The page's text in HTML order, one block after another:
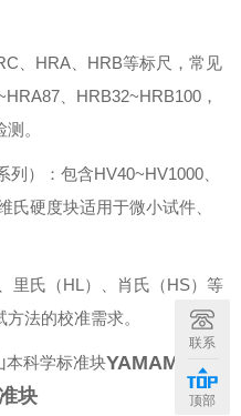
、HRA、HRB等标尺，常见
、HRB32~HRB100，
。
）‌：包含HV40~HV1000、
氏硬度块适用于微小试件、
里氏（HL）、肖氏（HS）等
法的校准需求。
YAMAMOTO‌
块
联系
顶部